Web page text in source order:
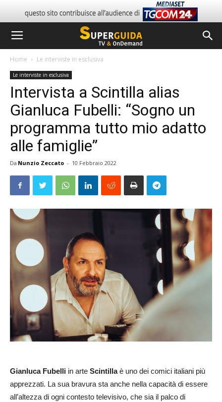
Home Le interviste in esclusiva
Le interviste in esclusiva
Intervista a Scintilla alias
Gianluca Fubelli: “Sogno un
programma tutto mio adatto
alle famiglie”
Da Nunzio Zeccato - 10 Febbraio 2022
Gianluca Fubelli in arte Scintillaè uno dei comici italiani più
apprezzati. La sua bravura sta anche nella capacità di essere
all’altezza di ogni contesto televisivo, che sia il palco di